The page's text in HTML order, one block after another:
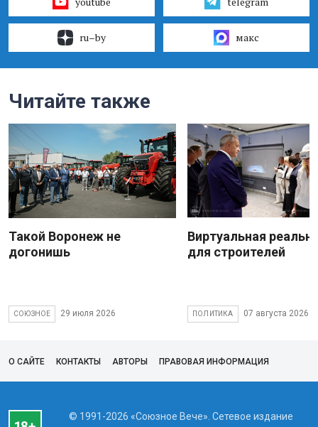
ru–by макс
Читайте также
Такой Воронеж не
догонишь
СОЮЗНОЕ 29 июля 2026
Виртуальная
для строителей
ПОЛИТИКА 07 августа 2026
О САЙТЕ КОНТАКТЫ АВТОРЫ ПРАВОВАЯ ИНФОРМАЦИЯ
© 1991-2026 «Союзное Вече». Сетевое издание